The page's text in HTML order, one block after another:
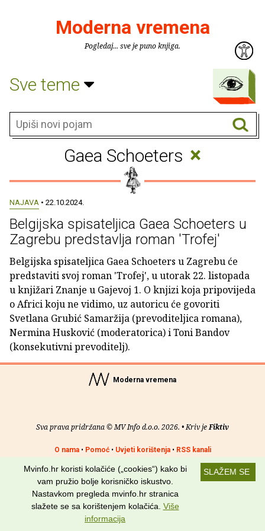
Moderna vremena
Pogledaj... sve je puno knjiga.
Sve teme
Gaea Schoeters ×
NAJAVA • 22.10.2024.
Belgijska spisateljica Gaea Schoeters u
Zagrebu predstavlja roman 'Trofej'
Belgijska spisateljica Gaea Schoeters u Zagrebu će
predstaviti svoj roman 'Trofej', u utorak 22. listopada
u knjižari Znanje u Gajevoj 1. O knjizi koja pripovijeda
o Africi koju ne vidimo, uz autoricu će govoriti
Svetlana Grubić Samaržija (prevoditeljica romana),
Nermina Husković (moderatorica) i Toni Bandov
(konsekutivni prevoditelj).
Moderna vremena
Sva prava pridržana © MV Info d.o.o. 2026. • Kriv jeFiktiv
O nama• Pomoć• Uvjeti korištenja• RSS kanali
Potraži nas na: SLAŽEM SE
Mvinfo.hr koristi kolačiće („cookies“) kako bi
vam pružio bolje korisničko iskustvo.
Nastavkom pregleda mvinfo.hr stranica
slažete se sa korištenjem kolačića. Više
informacija